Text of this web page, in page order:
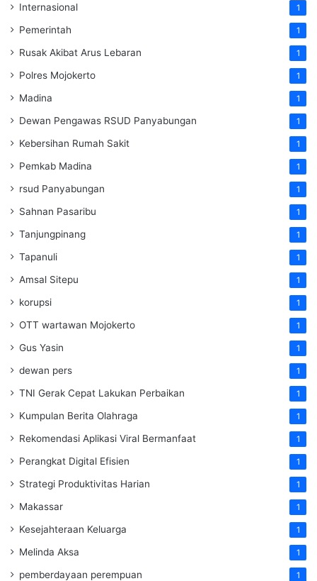
Internasional 1
Pemerintah 1
Rusak Akibat Arus Lebaran 1
Polres Mojokerto 1
Madina 1
Dewan Pengawas RSUD Panyabungan 1
Kebersihan Rumah Sakit 1
Pemkab Madina 1
rsud Panyabungan 1
Sahnan Pasaribu 1
Tanjungpinang 1
Tapanuli 1
Amsal Sitepu 1
korupsi 1
OTT wartawan Mojokerto 1
Gus Yasin 1
dewan pers 1
TNI Gerak Cepat Lakukan Perbaikan 1
Kumpulan Berita Olahraga 1
Rekomendasi Aplikasi Viral Bermanfaat 1
Perangkat Digital Efisien 1
Strategi Produktivitas Harian 1
Makassar 1
Kesejahteraan Keluarga 1
Melinda Aksa 1
pemberdayaan perempuan 1